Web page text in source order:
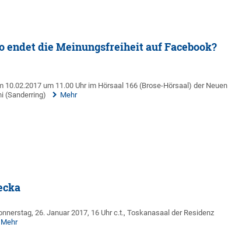
endet die Meinungsfreiheit auf Facebook?
10.02.2017 um 11.00 Uhr im Hörsaal 166 (Brose-Hörsaal) der Neuen
(Sanderring)
Mehr
26. Januar 2017, 16 Uhr c.t., Toskanasaal der Residenz
Mehr